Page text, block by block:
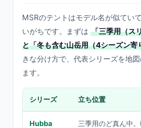
MSRのテントはモデル名が似てい
いがちです。まずは 「三季用（ス
と「冬も含む山岳用（4シーズン寄
きな分け方で、代表シリーズを地
ます。
シリーズ 立ち位置
Hubba
三季用のど真ん中。